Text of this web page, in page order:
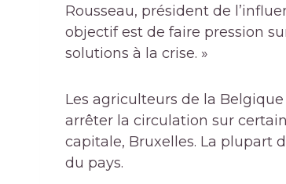
Rousseau, président de
objectif est de faire pression
solutions à la crise. »
Les agriculteurs de la
arrêter la circulation sur
capitale, Bruxelles. La plupart
du pays.